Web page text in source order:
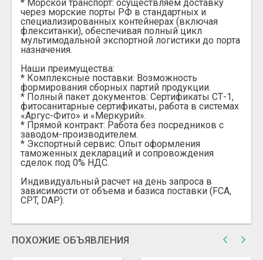
* Морской транспорт: осуществляем доставку
через морские порты РФ в стандартных и
специализированных контейнерах (включая
флекситанки), обеспечивая полный цикл
мультимодальной экспортной логистики до порта
назначения.
Наши преимущества:
* Комплексные поставки: Возможность
формирования сборных партий продукции.
* Полный пакет документов: Сертификаты СТ-1,
фитосанитарные сертификаты, работа в системах
«Аргус-Фито» и «Меркурий».
* Прямой контракт: Работа без посредников с
заводом-производителем.
* Экспортный сервис: Опыт оформления
таможенных деклараций и сопровождения
сделок под 0% НДС.
Индивидуальный расчет на день запроса в
зависимости от объема и базиса поставки (FCA,
CPT, DAP).
ПОХОЖИЕ ОБЪЯВЛЕНИЯ